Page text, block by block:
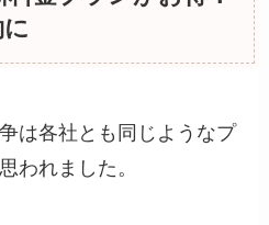
は各社とも同じようなプ
われました。